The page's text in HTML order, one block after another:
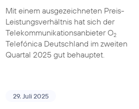
Mit einem ausgezeichneten Preis-
Leistungsverhältnis hat sich der
Telekommunikationsanbieter O2
Telefónica Deutschland im zweiten
Quartal 2025 gut behauptet.
29. Juli 2025